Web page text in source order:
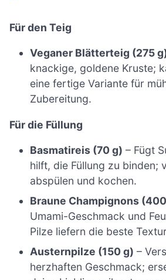
Für den Teig
Veganer Blätterteig (275
knackige, goldene Kruste;
eine fertige Variante für
Zubereitung.
Für die Füllung
Basmatireis (70 g) – Fügt
hilft, die Füllung zu binden;
abspülen und kochen.
Braune Champignons
Umami-Geschmack und
Pilze liefern die beste
Austernpilze (150 g) –
herzhaften Geschmack;